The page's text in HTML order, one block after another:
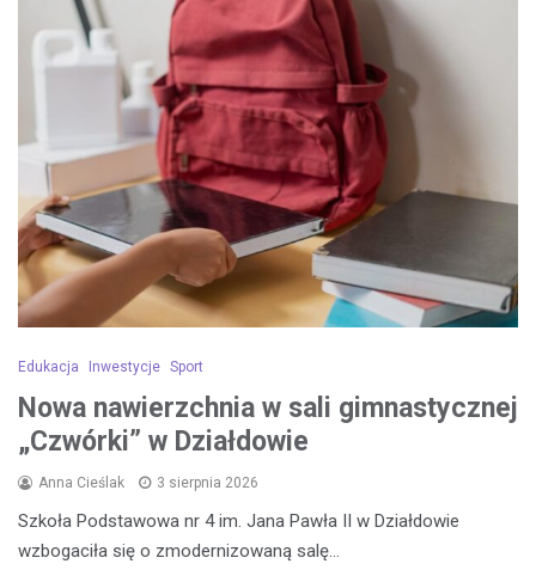
Edukacja Inwestycje Sport
Nowa nawierzchnia w sali gimnastycznej
„Czwórki” w Działdowie
Anna Cieślak 3 sierpnia 2026
Szkoła Podstawowa nr 4 im. Jana Pawła II w Działdowie
wzbogaciła się o zmodernizowaną salę…